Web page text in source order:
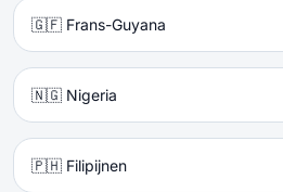
🇬🇫 Frans-Guyana
🇳🇬 Nigeria
🇵🇭 Filipijnen